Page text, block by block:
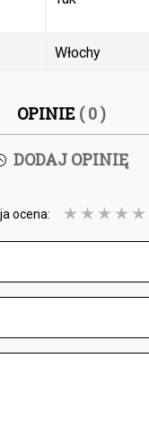
Włochy
OPINIE ( 0 )
DODAJ OPINIĘ
ocena: